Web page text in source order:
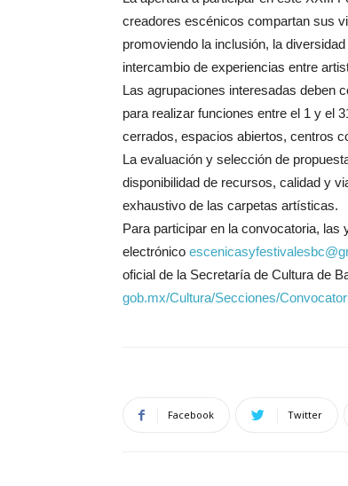
creadores escénicos compartan sus
promoviendo la inclusión, la
intercambio de experiencias entre
Las agrupaciones interesadas deben
para realizar funciones entre el 1 y el
cerrados, espacios abiertos, centros
La evaluación y selección de
disponibilidad de recursos, calidad y
exhaustivo de las carpetas artísticas.
Para participar en la convocatoria,
electrónico
oficial de la Secretaría de Cultura de
gob.mx/Cultura/Secciones/
Facebook Twitter